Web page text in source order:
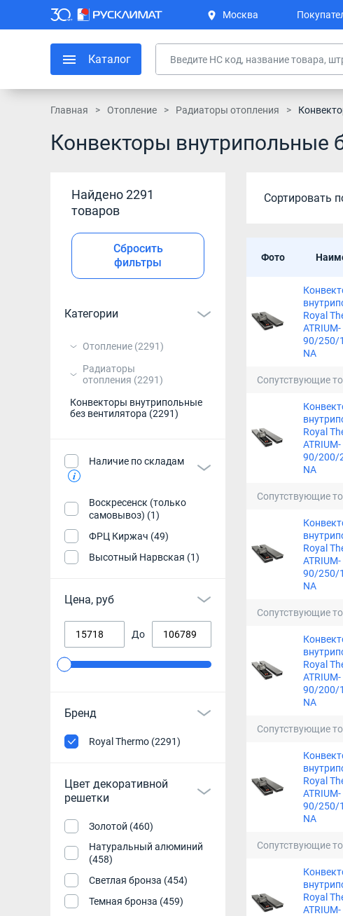
Москва
Каталог
Главная Отопление Радиаторы отопления
Конвекторы внутрипольные
Найдено 2291
товаров
Сбросить
фильтры
Категории
Отопление (2291)
Радиаторы
отопления (2291)
Конвекторы внутрипольные
без вентилятора (2291)
Наличие по складам
Воскресенск (только
самовывоз) (1)
ФРЦ Киржач (49)
Высотный Нарвская (1)
Цена, руб
До
Бренд
Royal Thermo (2291)
Цвет декоративной
решетки
Золотой (460)
Натуральный алюминий
(458)
Светлая бронза (454)
Темная бронза (459)
Сортировать
Фото
Royal
ATRIUM-
90/250/
NA
Сопутствующие
Royal
ATRIUM-
90/200/
NA
Сопутствующие
Royal
ATRIUM-
90/250/
NA
Сопутствующие
Royal
ATRIUM-
90/200/
NA
Сопутствующие
Royal
ATRIUM-
90/250/
NA
Сопутствующие
Royal
ATRIUM-